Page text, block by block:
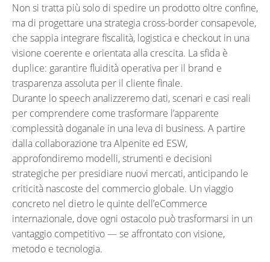
Non si tratta più solo di spedire un prodotto oltre confine,
ma di progettare una strategia cross-border consapevole,
che sappia integrare fiscalità, logistica e checkout in una
visione coerente e orientata alla crescita. La sfida è
duplice: garantire fluidità operativa per il brand e
trasparenza assoluta per il cliente finale.
Durante lo speech analizzeremo dati, scenari e casi reali
per comprendere come trasformare l’apparente
complessità doganale in una leva di business. A partire
dalla collaborazione tra Alpenite ed ESW,
approfondiremo modelli, strumenti e decisioni
strategiche per presidiare nuovi mercati, anticipando le
criticità nascoste del commercio globale. Un viaggio
concreto nel dietro le quinte dell’eCommerce
internazionale, dove ogni ostacolo può trasformarsi in un
vantaggio competitivo — se affrontato con visione,
metodo e tecnologia.